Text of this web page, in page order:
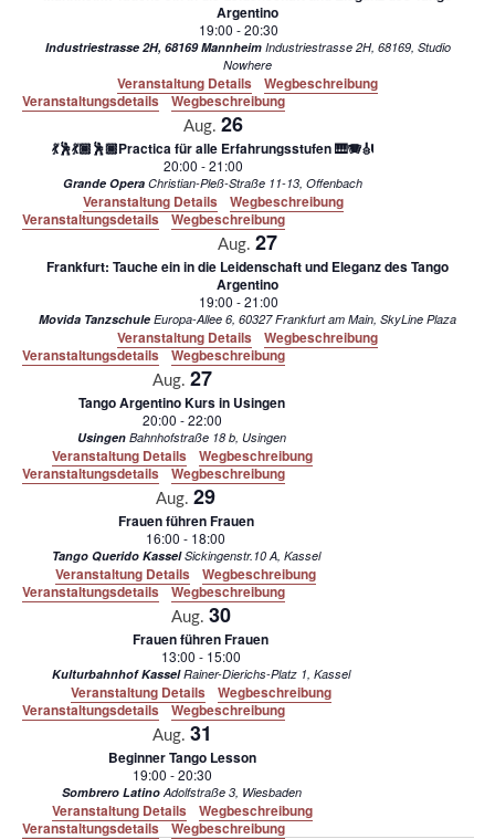
Argentino
19:00 -20:30
Industriestrasse 2H, 68169 Mannheim Industriestrasse 2H, 68169, Studio
Nowhere
Veranstaltung Details
Wegbeschreibung
Veranstaltungsdetails
Wegbeschreibung
Aug. 26
💃🕺💃🏾🕺🏾Practica für alle Erfahrungsstufen 🎹🪗🎻
20:00 -21:00
Grande Opera Christian-Pleß-Straße 11-13, Offenbach
Veranstaltung Details
Wegbeschreibung
Veranstaltungsdetails
Wegbeschreibung
Aug. 27
Frankfurt: Tauche ein in die Leidenschaft und Eleganz des Tango
Argentino
19:00 -21:00
Movida Tanzschule Europa-Allee 6, 60327 Frankfurt am Main, SkyLine Plaza
Veranstaltung Details
Wegbeschreibung
Veranstaltungsdetails
Wegbeschreibung
Aug. 27
Tango Argentino Kurs in Usingen
20:00 -22:00
Usingen Bahnhofstraße 18 b, Usingen
Veranstaltung Details
Wegbeschreibung
Veranstaltungsdetails
Wegbeschreibung
Aug. 29
Frauen führen Frauen
16:00 - 18:00
Tango Querido Kassel Sickingenstr.10 A, Kassel
Veranstaltung Details
Wegbeschreibung
Veranstaltungsdetails
Wegbeschreibung
Aug. 30
Frauen führen Frauen
13:00 - 15:00
Kulturbahnhof Kassel Rainer-Dierichs-Platz 1, Kassel
Veranstaltung Details
Wegbeschreibung
Veranstaltungsdetails
Wegbeschreibung
Aug. 31
Beginner Tango Lesson
19:00 -20:30
Sombrero Latino Adolfstraße 3, Wiesbaden
Veranstaltung Details
Wegbeschreibung
Veranstaltungsdetails
Wegbeschreibung